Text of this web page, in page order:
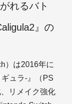
れるバト
』の
）は2016年に
ュラ-』（PS
リメイク強化